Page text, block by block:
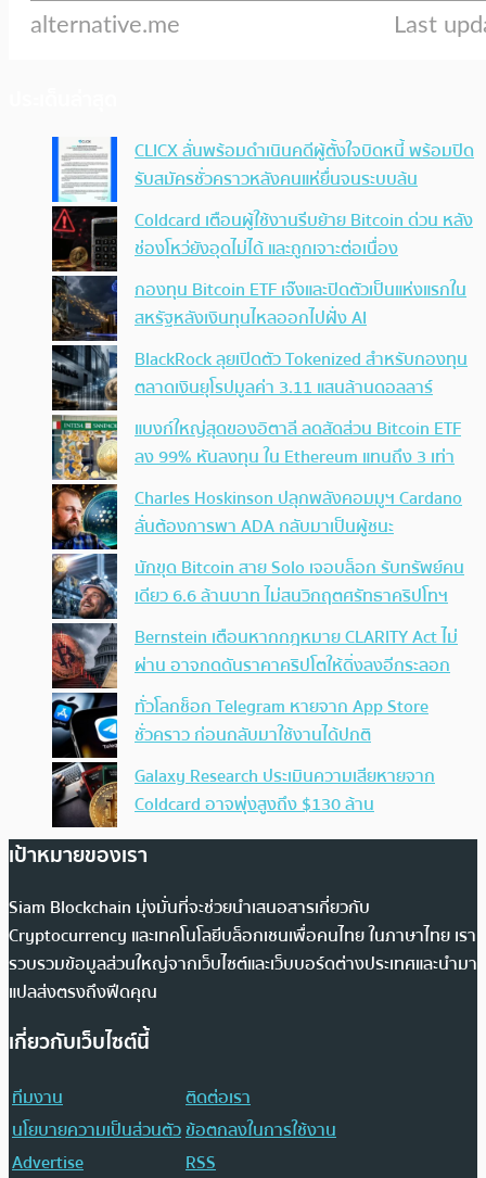
CLICX ลั่นพร้อมดำเนินคดีผู้ตั้งใจบิดหนี้ พร้อมปิด
รับสมัครชั่วคราวหลังคนแห่ยื่นจนระบบล้น
Coldcard เตือนผู้ใช้งานรีบย้าย Bitcoin ด่วน หลัง
ช่องโหว่ยังอุดไม่ได้ และถูกเจาะต่อเนื่อง
กองทุน Bitcoin ETF เจ๊งและปิดตัวเป็นแห่งแรกใน
สหรัฐหลังเงินทุนไหลออกไปฝั่ง AI
BlackRock ลุยเปิดตัว Tokenized สำหรับกองทุน
ตลาดเงินยุโรปมูลค่า 3.11 แสนล้านดอลลาร์
แบงก์ใหญ่สุดของอิตาลี ลดสัดส่วน Bitcoin ETF
ลง 99% หันลงทุน ใน Ethereum แทนถึง 3 เท่า
Charles Hoskinson ปลุกพลังคอมมูฯ Cardano
ลั่นต้องการพา ADA กลับมาเป็นผู้ชนะ
นักขุด Bitcoin สาย Solo เจอบล็อก รับทรัพย์คน
เดียว 6.6 ล้านบาท ไม่สนวิกฤตศรัทธาคริปโทฯ
Bernstein เตือนหากกฎหมาย CLARITY Act ไม่
ผ่าน อาจกดดันราคาคริปโตให้ดิ่งลงอีกระลอก
ทั่วโลกช็อก Telegram หายจาก App Store
ชั่วคราว ก่อนกลับมาใช้งานได้ปกติ
Galaxy Research ประเมินความเสียหายจาก
Coldcard อาจพุ่งสูงถึง $130 ล้าน
เป้าหมายของเรา
Siam Blockchain มุ่งมั่นที่จะช่วยนำเสนอสารเกี่ยวกับ
Cryptocurrency และเทคโนโลยีบล็อกเชนเพื่อคนไทย ในภาษาไทย เรา
รวบรวมข้อมูลส่วนใหญ่จากเว็บไซต์และเว็บบอร์ดต่างประเทศและนำมา
แปลส่งตรงถึงฟีดคุณ
เกี่ยวกับเว็บไซต์นี้
ทีมงาน
ติดต่อเรา
นโยบายความเป็นส่วนตัวข้อตกลงในการใช้งาน
Advertise
RSS